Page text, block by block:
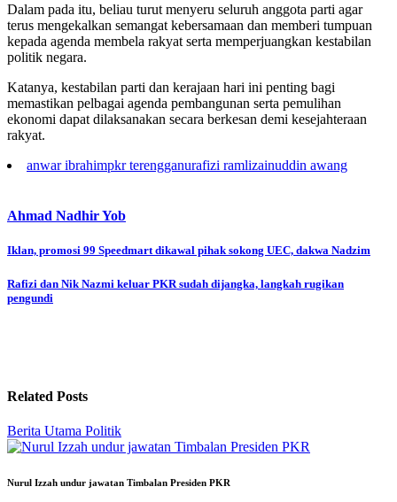
Dalam pada itu, beliau turut menyeru seluruh anggota parti agar
terus mengekalkan semangat kebersamaan dan memberi tumpuan
kepada agenda membela rakyat serta memperjuangkan kestabilan
politik negara.
Katanya, kestabilan parti dan kerajaan hari ini penting bagi
memastikan pelbagai agenda pembangunan serta pemulihan
ekonomi dapat dilaksanakan secara berkesan demi kesejahteraan
rakyat.
anwar ibrahimpkr terengganurafizi ramlizainuddin awang
Ahmad Nadhir Yob
Post
navigation
Iklan, promosi 99 Speedmart dikawal pihak sokong UEC, dakwa Nadzim
Rafizi dan Nik Nazmi keluar PKR sudah dijangka, langkah rugikan
pengundi
Related Posts
Berita Utama Politik
Nurul Izzah undur jawatan Timbalan Presiden PKR